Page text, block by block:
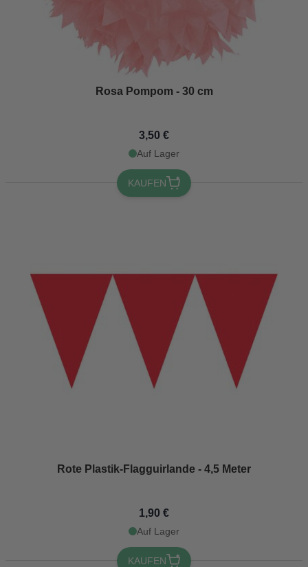
Rosa Pompom - 30 cm
3,50 €
Auf Lager
KAUFEN
Rote Plastik-Flagguirlande - 4,5 Meter
1,90 €
Auf Lager
KAUFEN